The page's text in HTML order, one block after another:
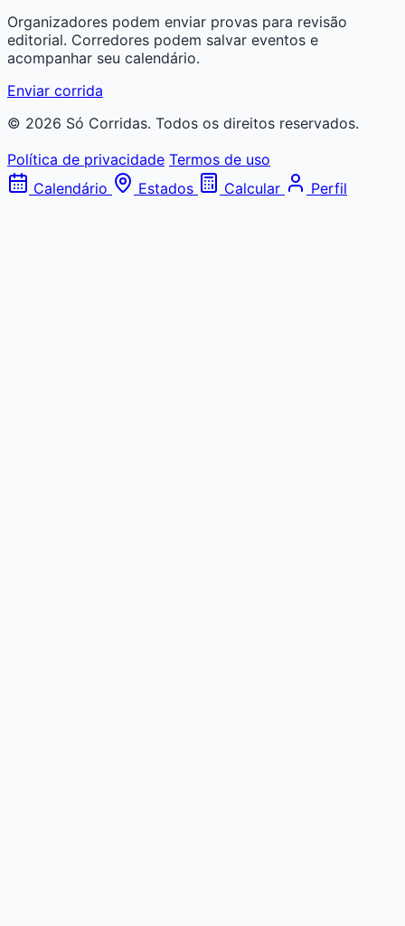
Organizadores podem enviar provas para revisão
editorial. Corredores podem salvar eventos e
acompanhar seu calendário.
Enviar corrida
© 2026 Só Corridas. Todos os direitos reservados.
Política de privacidade Termos de uso
Calendário
Estados Calcular Perfil